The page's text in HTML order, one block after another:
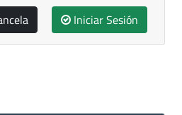
Iniciar Sesión